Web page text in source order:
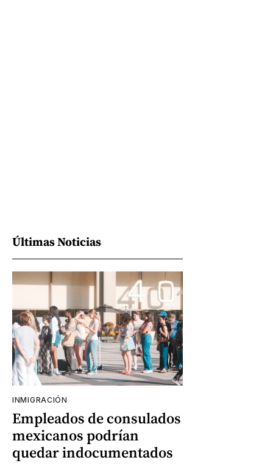
Últimas Noticias
INMIGRACIÓN
Empleados de consulados
mexicanos podrían
quedar indocumentados